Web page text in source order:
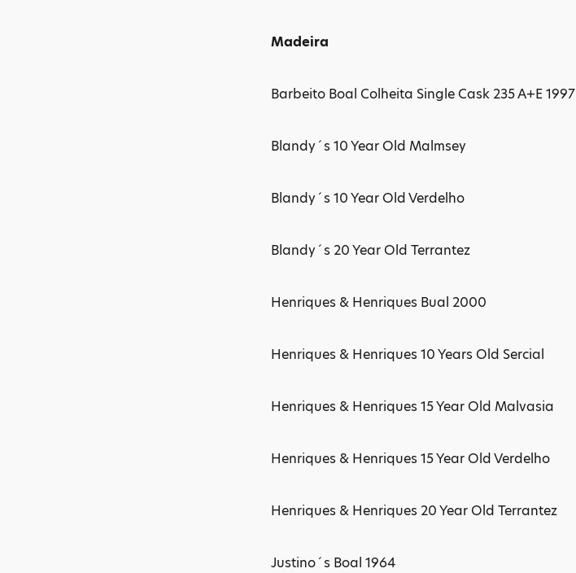
Madeira
Barbeito Boal Colheita Single Cask 235 A+E 1997
Blandy´s 10 Year Old Malmsey
Blandy´s 10 Year Old Verdelho
Blandy´s 20 Year Old Terrantez
Henriques & Henriques Bual 2000
Henriques & Henriques 10 Years Old Sercial
Henriques & Henriques 15 Year Old Malvasia
Henriques & Henriques 15 Year Old Verdelho
Henriques & Henriques 20 Year Old Terrantez
Justino´s Boal 1964